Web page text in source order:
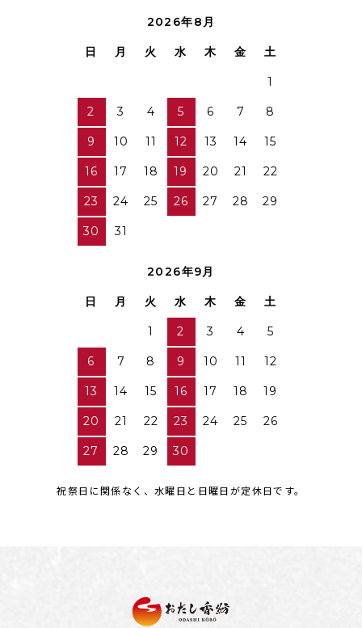
2026年8月
日 月 火 水 木 金 土
1
2 3 4 5 6 7 8
9 10 11 12 13 14 15
16 17 18 19 20 21 22
23 24 25 26 27 28 29
30 31
2026年9月
日 月 火 水 木 金 土
1 2 3 4 5
6 7 8 9 10 11 12
13 14 15 16 17 18 19
20 21 22 23 24 25 26
27 28 29 30
祝祭日に関係なく、水曜日と日曜日が定休日です。